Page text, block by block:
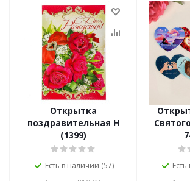
Открытка
поздравительная Н
(1399)
Есть в наличии (57)